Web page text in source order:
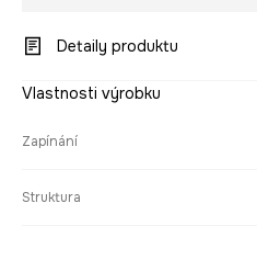
Detaily produktu
Vlastnosti výrobku
Zapínání
Struktura